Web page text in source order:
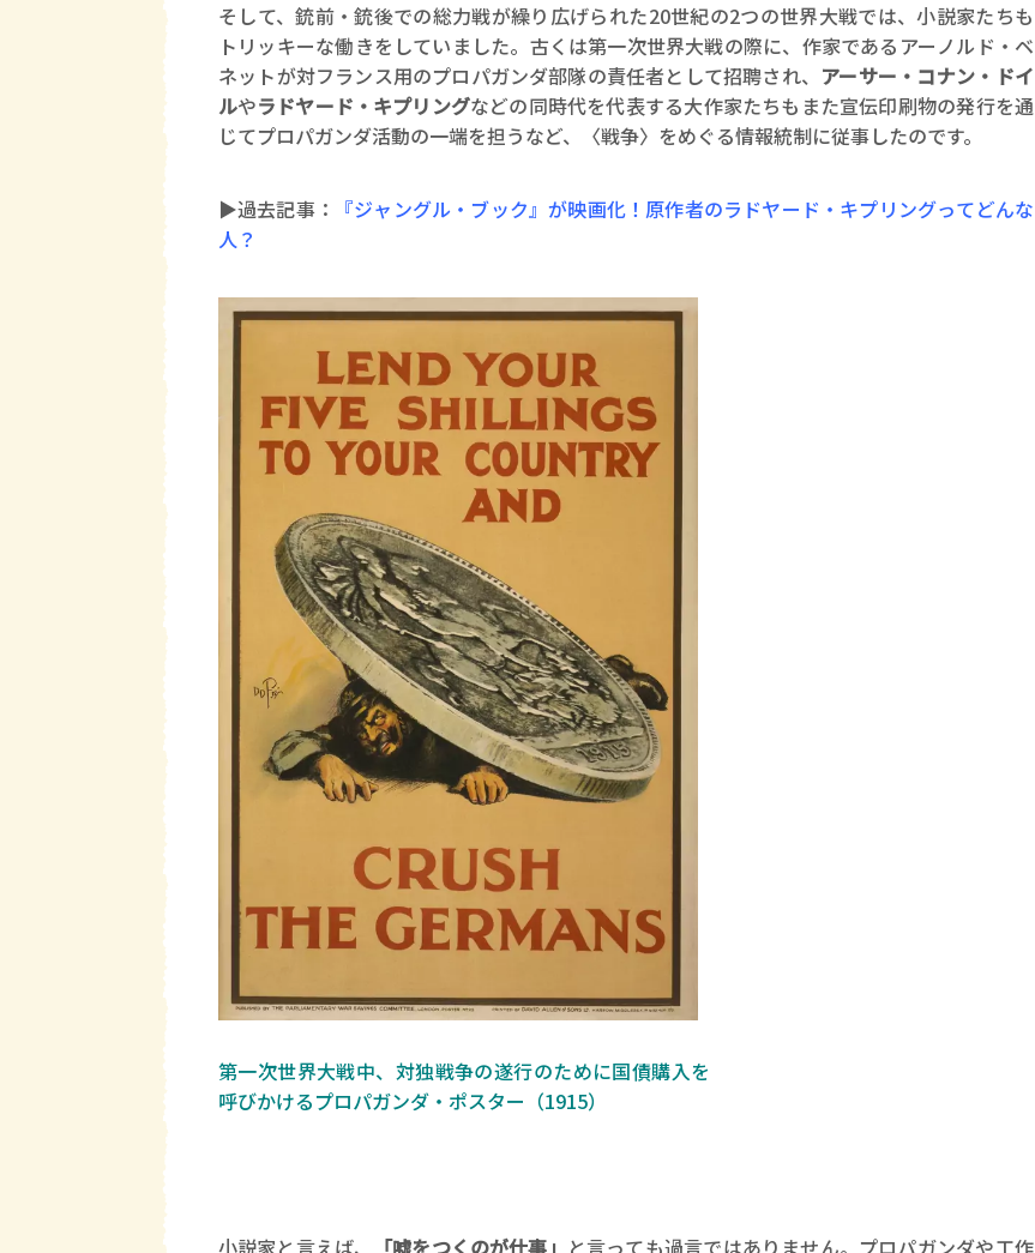
そして、銃前・銃後での総力戦が繰り広げられた20世紀の2つの世界大戦では、小説家たちも
トリッキーな働きをしていました。古くは第一次世界大戦の際に、作家であるアーノルド・ベ
ネットが対フランス用のプロパガンダ部隊の責任者として招聘され、 アーサー・コナン・ドイ
ルやラドヤード・キプリングなどの同時代を代表する大作家たちもまた宣伝印刷物の発行を通
じてプロパガンダ活動の一端を担うなど、〈戦争〉をめぐる情報統制に従事したのです。
▶︎過去記事：
『ジャングル・ブック』が映画化！原作者のラドヤード・キプリングってどんな
人？
第一次世界大戦中、対独戦争の遂行のために国債購入を
呼びかけるプロパガンダ・ポスター（1915）
小説家と言えば、 「嘘をつくのが仕事」 と言っても過言ではありません。プロパガンダや工作